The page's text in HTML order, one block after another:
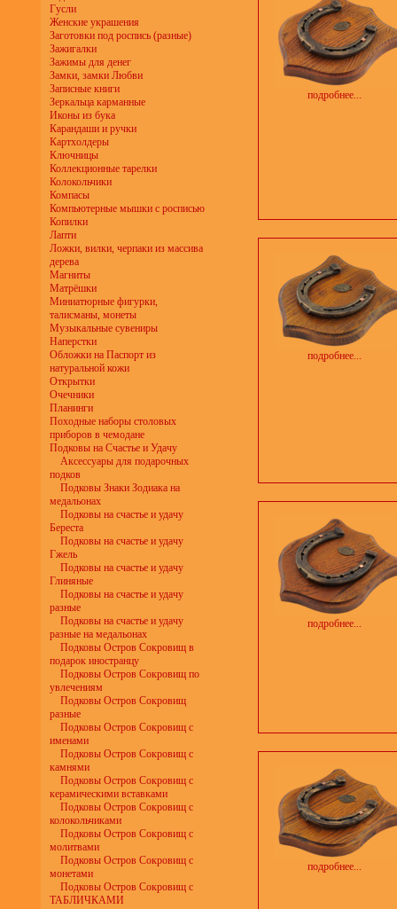
Гусли
Женские украшения
Заготовки под роспись (разные)
Зажигалки
Зажимы для денег
Замки, замки Любви
Записные книги
Зеркальца карманные
Иконы из бука
Карандаши и ручки
Картхолдеры
Ключницы
Коллекционные тарелки
Колокольчики
Компасы
Компьютерные мышки с росписью
Копилки
Лапти
Ложки, вилки, черпаки из массива
дерева
Магниты
Матрёшки
Миниатюрные фигурки,
талисманы, монеты
Музыкальные сувениры
Наперстки
Обложки на Паспорт из
натуральной кожи
Открытки
Очечники
Планинги
Походные наборы столовых
приборов в чемодане
Подковы на Счастье и Удачу
Аксессуары для подарочных
подков
Подковы Знаки Зодиака на
медальонах
Подковы на счастье и удачу
Береста
Подковы на счастье и удачу
Гжель
Подковы на счастье и удачу
Глиняные
Подковы на счастье и удачу
разные
Подковы на счастье и удачу
разные на медальонах
Подковы Остров Сокровищ в
подарок иностранцу
Подковы Остров Сокровищ по
увлечениям
Подковы Остров Сокровищ
разные
Подковы Остров Сокровищ с
именами
Подковы Остров Сокровищ с
камнями
Подковы Остров Сокровищ с
керамическими вставками
Подковы Остров Сокровищ с
колокольчиками
Подковы Остров Сокровищ с
молитвами
Подковы Остров Сокровищ с
монетами
Подковы Остров Сокровищ с
ТАБЛИЧКАМИ
подробнее...
подробнее...
подробнее...
подробнее...